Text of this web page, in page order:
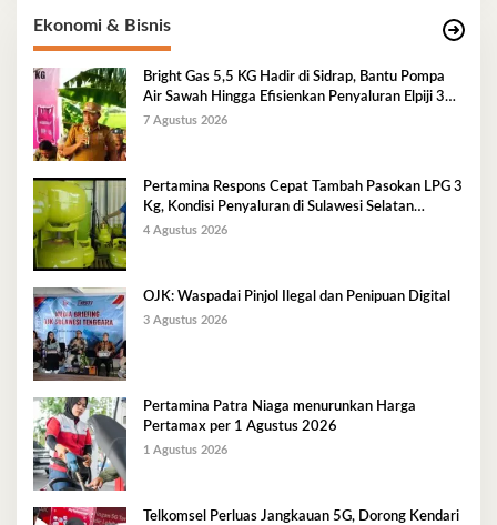
Ekonomi & Bisnis
Bright Gas 5,5 KG Hadir di Sidrap, Bantu Pompa
Air Sawah Hingga Efisienkan Penyaluran Elpiji 3
Kg
7 Agustus 2026
Pertamina Respons Cepat Tambah Pasokan LPG 3
Kg, Kondisi Penyaluran di Sulawesi Selatan
Berlangsung Kondusif
4 Agustus 2026
OJK: Waspadai Pinjol Ilegal dan Penipuan Digital
3 Agustus 2026
Pertamina Patra Niaga menurunkan Harga
Pertamax per 1 Agustus 2026
1 Agustus 2026
Telkomsel Perluas Jangkauan 5G, Dorong Kendari